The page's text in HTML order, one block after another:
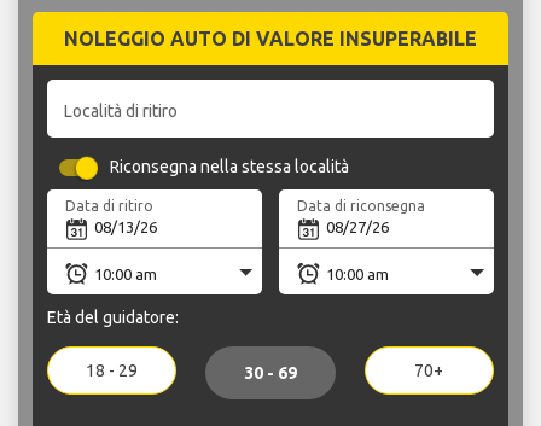
NOLEGGIO AUTO DI VALORE INSUPERABILE
Località di ritiro
Riconsegna nella stessa località
Data di ritiro Data di riconsegna
Età del guidatore:
18 - 29 30 - 69 70+